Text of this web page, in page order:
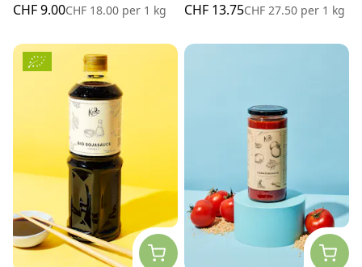
CHF 9.00CHF 18.00 per 1 kg
CHF 13.75CHF 27.50 per 1 kg